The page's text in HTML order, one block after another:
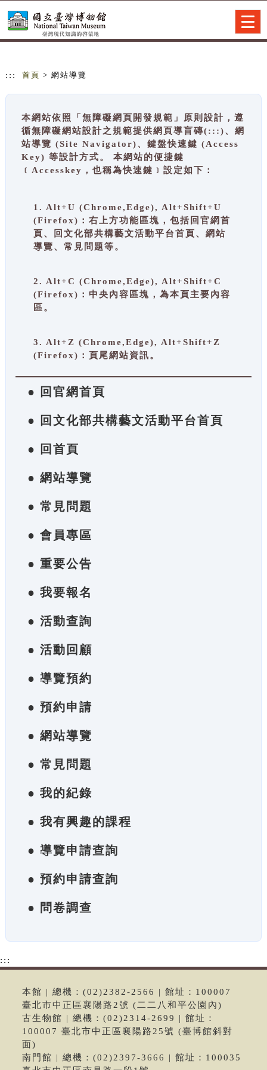
::: 首頁 > 網站導覽
本網站依照「無障礙網頁開發規範」原則設計，遵
循無障礙網站設計之規範提供網頁導盲磚(:::)、網
站導覽 (Site Navigator)、鍵盤快速鍵 (Access
Key) 等設計方式。 本網站的便捷鍵
﹝Accesskey，也稱為快速鍵﹞設定如下：
1. Alt+U (Chrome,Edge), Alt+Shift+U
(Firefox)：右上方功能區塊，包括回官網首
頁、回文化部共構藝文活動平台首頁、網站
導覽、常見問題等。
2. Alt+C (Chrome,Edge), Alt+Shift+C
(Firefox)：中央內容區塊，為本頁主要內容
區。
3. Alt+Z (Chrome,Edge), Alt+Shift+Z
(Firefox)：頁尾網站資訊。
● 回官網首頁
● 回文化部共構藝文活動平台首頁
● 回首頁
● 網站導覽
● 常見問題
● 會員專區
● 重要公告
● 我要報名
● 活動查詢
● 活動回顧
● 導覽預約
● 預約申請
● 網站導覽
● 常見問題
● 我的紀錄
● 我有興趣的課程
● 導覽申請查詢
● 預約申請查詢
● 問卷調查
:::
本館 | 總機：(02)2382-2566 | 館址：100007
臺北市中正區襄陽路2號 (二二八和平公園內)
古生物館 | 總機：(02)2314-2699 | 館址：
100007 臺北市中正區襄陽路25號 (臺博館斜對
面)
南門館 | 總機：(02)2397-3666 | 館址：100035